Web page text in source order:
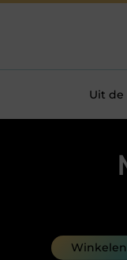
Uit de
Winkelen